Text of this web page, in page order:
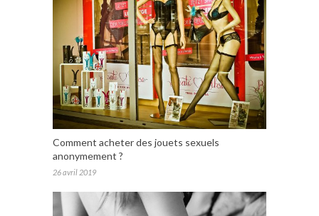
Comment acheter des jouets sexuels
anonymement ?
26 avril 2019